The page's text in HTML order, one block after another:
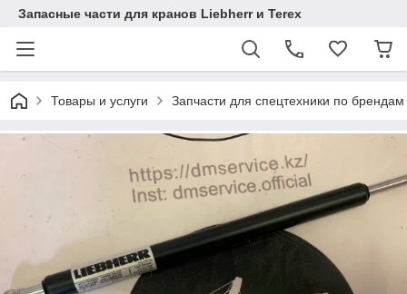
Запасные части для кранов Liebherr и Terex
Товары и услуги Запчасти для спецтехники по брендам